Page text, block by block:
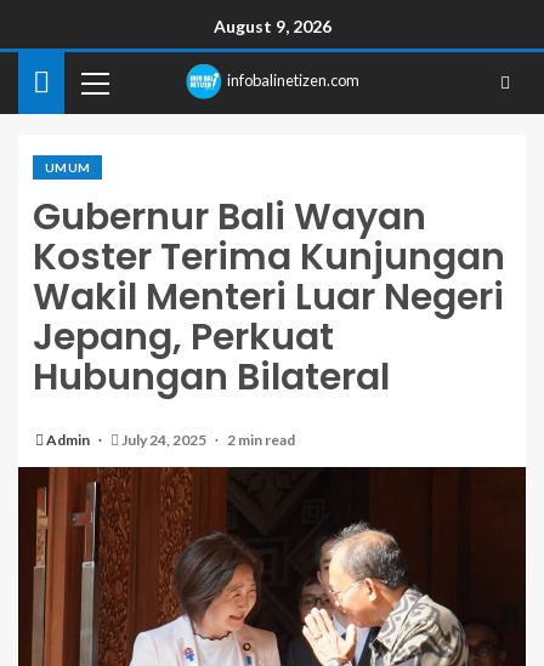
August 9, 2026
infobalinetizen.com
UMUM
Gubernur Bali Wayan
Koster Terima Kunjungan
Wakil Menteri Luar Negeri
Jepang, Perkuat
Hubungan Bilateral
Admin July 24, 2025 2 min read